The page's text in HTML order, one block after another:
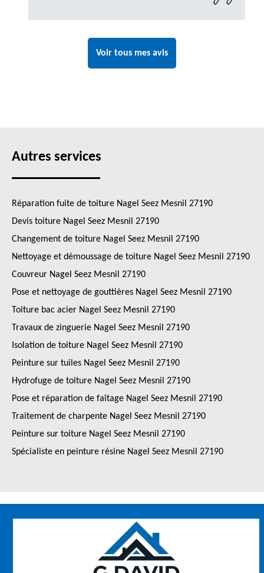
Voir tous mes avis
Autres services
Réparation fuite de toiture Nagel Seez Mesnil 27190
Devis toiture Nagel Seez Mesnil 27190
Changement de toiture Nagel Seez Mesnil 27190
Nettoyage et démoussage de toiture Nagel Seez Mesnil 27190
Couvreur Nagel Seez Mesnil 27190
Pose et nettoyage de gouttières Nagel Seez Mesnil 27190
Toiture bac acier Nagel Seez Mesnil 27190
Travaux de zinguerie Nagel Seez Mesnil 27190
Isolation de toiture Nagel Seez Mesnil 27190
Peinture sur tuiles Nagel Seez Mesnil 27190
Hydrofuge de toiture Nagel Seez Mesnil 27190
Pose et réparation de faîtage Nagel Seez Mesnil 27190
Traitement de charpente Nagel Seez Mesnil 27190
Peinture sur toiture Nagel Seez Mesnil 27190
Spécialiste en peinture résine Nagel Seez Mesnil 27190